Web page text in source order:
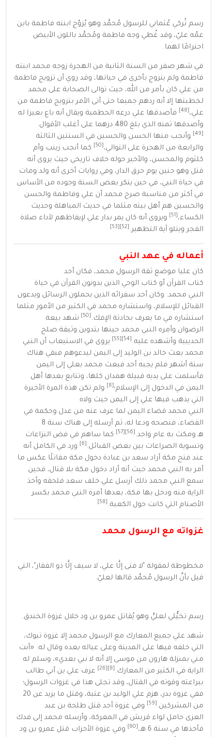
رسم تُركي عُثماني للرسول مُحمَّد وهو يُزوّج ابنته فاطمة بابن
عمّه عليّ، وقد غُطي وجه فاطمة ومُحمَّد باللون الأبيض
احترامًا لهما.
في شهر صفرمن السنة الثانية من الهجرة زوجه محمد ابنته
فاطمة ولم يتزوج بأخرى في حياتها، وقد روي أن تزويج فاطمة
من علي كان بأمر من الله، حيث توالى الصحابة على محمد
لخطبتها إلا أنه ردهم جميعا حتى أتى الأمر بتزويج فاطمة من
علي،
فأصدقها علي درعه الحطمية ويقال أنه باع بعيرا له
وأصدقها ثمنه الذي بلغ 480 درهما على أغلب الأقوال.
وأنجب منها الحسن والحسين في السنتين الثالثة
والرابعة من الهجرة على التوالي،
كما أنجب زينب وأم
كلثوم والمحسن، والأخير حوله خلاف تاريخي حيث يروى أنه
قتل وهو جنين يوم حرق الدار، وفي روايات أخرى أنه ولد ومات
في حياة النبي، في حين ينكر بعض السنة وجوده من الأساس.
في أكثر من مناسبة صرح محمد أن علي وفاطمة والحسن
والحسين هم أهل بيته مثلما في حديث المباهلة وحديث
الكساء،
ويروى أنه كان يمر بدار علي لإيقاظهم لآداء صلاة
الفجر ويتلو آية التطهير.
أعماله في عهد النبي
كان عليا موضع ثقة الرسول محمد، فكان أحد
كتاب القرآن أو كتاب الوحي الذين يدونون القرآن في حياة
النبي محمد. وكان أحد سفرائه الذين يحملون الرسائل ويدعون
القبائل للإسلام، واستشاره محمد في الكثير من الأمور مثلما
استشاره في ما يعرف بحادثة الإفك. شهد بيعة
الرضوان وأمره النبي محمد حينها بتدوين وثيقة صلح
الحديبية وأشهده عليه.
يروى في الاستيعاب أن النبي
محمد بعث خالد بن الوليد إلى اليمن ليدعوهم فبقي هناك
ستة أشهر فلم يجبه أحد فبعث محمد بعلي إلى اليمن
فأسلمت على يديه قبيلة همدان كلها، وتتابع بعدها أهل
اليمن في الدخول إلى الإسلام؛
ولم تكن هذة المرة الأخيرة
التي يذهب فيها علي إلى اليمن حيث ولاه
النبي محمد قضاء اليمن لما عرف عنه من عدل وحكمة في
القضاء، فنصحه ودعا له، ثم أرسله إلى هناك سنة 8
هـ ومكث به عام واحد.
كما ساهم في فض النزاعات
وتسوية الصراعات بين بعض القبائل.
ورد في الكامل أنه
عند فتح مكة أراد سعد بن عبادة دخول مكة مقاتلًا عكس ما
أمر به النبي محمد حيث أنه أراد دخول مكة بلا قتال، فحين
سمع النبي محمد ذلك أرسل علي خلف سعد فلحقه وأخذ
الراية منه ودخل بها مكة، بعدها أمره النبي محمد بكسر
الأصنام التي كانت حول الكعبة.
غزواته مع الرسول محمد
مخطوطة لمقولة "لا فتى إلَّا علي، لا سيف إلَّا ذو الفقار"، التي
قيل بأنَّ الرسول مُحمَّد قالها لعليّ.
رسم تخيُّلي لعليٍّ وهو يُقاتل عمرو بن ود خلال غزوة الخندق.
شهد علي جميع المعارك مع الرسول محمد إلا غزوة تبوك،
التي خلفه فيها على المدينة وعلى عياله بعده وقال له: «أنت
مني بمنزلة هارون من موسى إلا أنه لا نبي بعدي»، وسلم له
الراية في الكثير من المعارك.
عرف علي بن أبي طالب
ببراعته وقوته في القتال، وقد تجلى هذا في غزوات الرسول؛
ففي غزوة بدر، هزم علي الوليد بن عتبة
، وقتل ما يزيد عن 20
من المشركين.
وفي غزوة أحد قتل طلحة بن عبد
العزى حامل لواء قريش في المعركة، وأرسله محمد إلى فدك
فأخذها في سنة 6 هـ ، وفي غزوة الأحزاب قتل عمرو بن ود